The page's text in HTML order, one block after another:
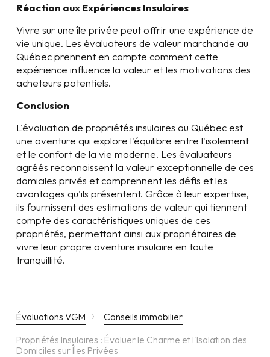
Réaction aux Expériences Insulaires
Vivre sur une île privée peut offrir une expérience de
vie unique. Les évaluateurs de valeur marchande au
Québec prennent en compte comment cette
expérience influence la valeur et les motivations des
acheteurs potentiels.
Conclusion
L'évaluation de propriétés insulaires au Québec est
une aventure qui explore l'équilibre entre l'isolement
et le confort de la vie moderne. Les évaluateurs
agréés reconnaissent la valeur exceptionnelle de ces
domiciles privés et comprennent les défis et les
avantages qu'ils présentent. Grâce à leur expertise,
ils fournissent des estimations de valeur qui tiennent
compte des caractéristiques uniques de ces
propriétés, permettant ainsi aux propriétaires de
vivre leur propre aventure insulaire en toute
tranquillité.
Évaluations VGM ›
Conseils immobilier
Propriétés Insulaires : Évaluer le Charme et l'Isolation des
Domiciles sur Îles Privées